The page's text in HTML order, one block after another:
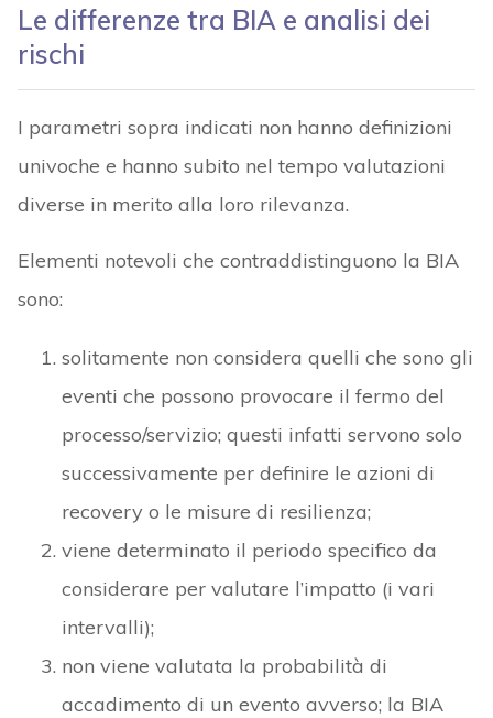
Le differenze tra BIA e analisi dei
rischi
I parametri sopra indicati non hanno definizioni
univoche e hanno subito nel tempo valutazioni
diverse in merito alla loro rilevanza.
Elementi notevoli che contraddistinguono la BIA
sono:
solitamente non considera quelli che sono gli
eventi che possono provocare il fermo del
processo/servizio; questi infatti servono solo
successivamente per definire le azioni di
recovery o le misure di resilienza;
viene determinato il periodo specifico da
considerare per valutare l’impatto (i vari
intervalli);
non viene valutata la probabilità di
accadimento di un evento avverso; la BIA